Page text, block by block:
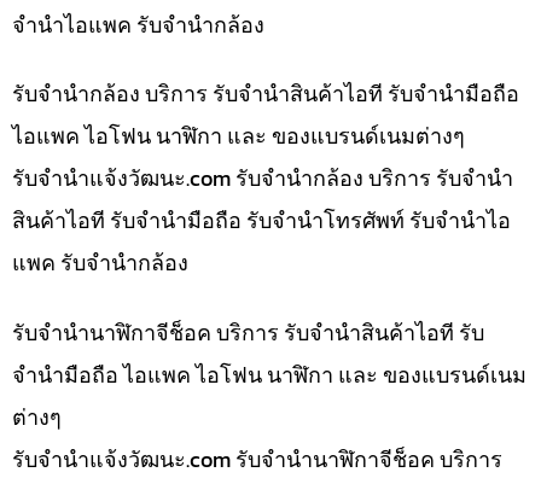
จำนำไอแพค รับจำนำกล้อง
รับจำนำกล้อง บริการ รับจำนำสินค้าไอที รับจำนำมือถือ
ไอแพค ไอโฟน นาฬิกา และ ของแบรนด์เนมต่างๆ
รับจํานําแจ้งวัฒนะ.com รับจำนำกล้อง บริการ รับจำนำ
สินค้าไอที รับจำนำมือถือ รับจำนำโทรศัพท์ รับจำนำไอ
แพค รับจำนำกล้อง
รับจำนำนาฬิกาจีช็อค บริการ รับจำนำสินค้าไอที รับ
จำนำมือถือ ไอแพค ไอโฟน นาฬิกา และ ของแบรนด์เนม
ต่างๆ
รับจํานําแจ้งวัฒนะ.com รับจำนำนาฬิกาจีช็อค บริการ